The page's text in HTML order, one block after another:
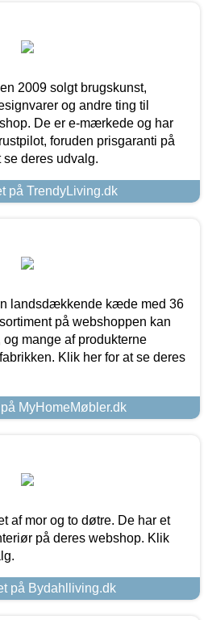
2009 solgt brugskunst,
og andre ting til
De er e-mærkede og har
foruden prisgaranti på
se deres udvalg.
på TrendyLiving.dk
landsdækkende kæde med 36
på webshoppen kan
og mange af produkterne
Klik her for at se deres
MyHomeMøbler.dk
af mor og to døtre. De har et
på deres webshop. Klik
på Bydahlliving.dk